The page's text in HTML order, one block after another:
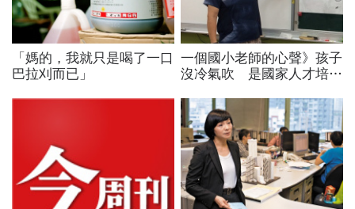
「媽的，我就只是喝了一口
巴拉刈而已」
一個國小老師的心聲》孩子
沒冷氣吹 是國家人才培育